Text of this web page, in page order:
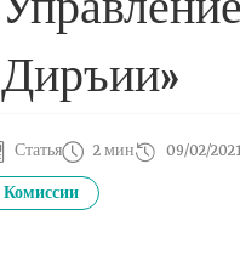
Диръии»
Статья 2 мин 09/02/
Комиссии